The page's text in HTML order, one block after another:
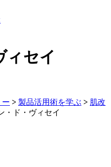
ィセイ
ー > 製品活用術を学ぶ > 肌改
・ド・ヴィセイ